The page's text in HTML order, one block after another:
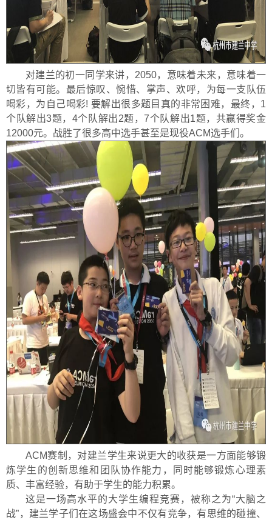
对建兰的初一同学来讲，2050，意味着未来，意味着一
切皆有可能。最后惊叹、惋惜、掌声、欢呼，为每一支队伍
喝彩，为自己喝彩! 要解出很多题目真的非常困难，最终，1
个队解出3题，4个队解出2题，7个队解出1题，共赢得奖金
12000元。战胜了很多高中选手甚至是现役ACM选手们。
ACM赛制，对建兰学生来说更大的收获是一方面能够锻
炼学生的创新思维和团队协作能力，同时能够锻炼心理素
质、丰富经验，有助于学生的能力积累。
这是一场高水平的大学生编程竞赛，被称之为“大脑之
战”，建兰学子们在这场盛会中不仅有竞争，有思维的碰撞、